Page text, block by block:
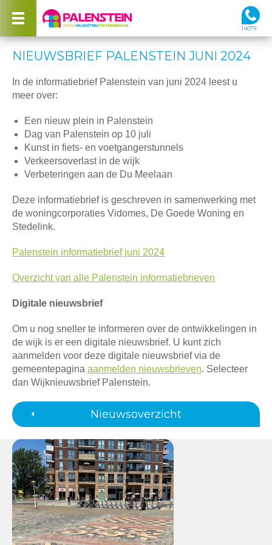
14079
NIEUWSBRIEF PALENSTEIN JUNI 2024
In de informatiebrief Palenstein van juni 2024 leest u
meer over:
Een nieuw plein in Palenstein
Dag van Palenstein op 10 juli
Kunst in fiets- en voetgangerstunnels
Verkeersoverlast in de wijk
Verbeteringen aan de Du Meelaan
Deze informatiebrief is geschreven in samenwerking met
de woningcorporaties Vidomes, De Goede Woning en
Stedelink.
Palenstein informatiebrief juni 2024
Overzicht van alle Palenstein informatiebrieven
Digitale nieuwsbrief
Om u nog sneller te informeren over de ontwikkelingen in
de wijk is er een digitale nieuwsbrief. U kunt zich
aanmelden voor deze digitale nieuwsbrief via de
gemeentepagina aanmelden nieuwsbrieven. Selecteer
dan Wijknieuwsbrief Palenstein.
Nieuwsoverzicht